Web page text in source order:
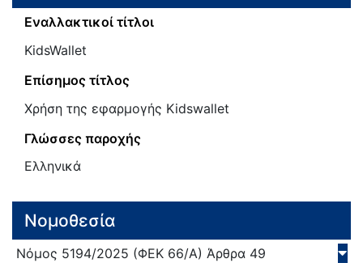
Εναλλακτικοί τίτλοι
ΚidsWallet
Επίσημος τίτλος
Χρήση της εφαρμογής Kidswallet
Γλώσσες παροχής
Ελληνικά
Νομοθεσία
Νόμος 5194/2025 (ΦΕΚ 66/Α) Άρθρα 49